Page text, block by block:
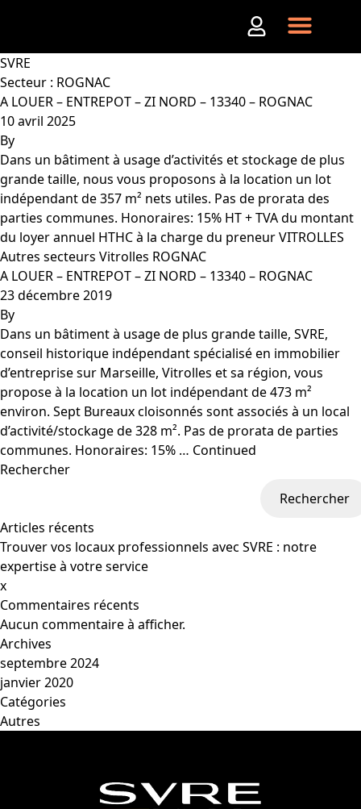
Aller au contenu
SVRE
Secteur : ROGNAC
A LOUER – ENTREPOT – ZI NORD – 13340 – ROGNAC
10 avril 2025
By
Dans un bâtiment à usage d’activités et stockage de plus
grande taille, nous vous proposons à la location un lot
indépendant de 357 m² nets utiles. Pas de prorata des
parties communes. Honoraires: 15% HT + TVA du montant
du loyer annuel HTHC à la charge du preneur VITROLLES
Autres secteurs Vitrolles ROGNAC
A LOUER – ENTREPOT – ZI NORD – 13340 – ROGNAC
23 décembre 2019
By
Dans un bâtiment à usage de plus grande taille, SVRE,
conseil historique indépendant spécialisé en immobilier
d’entreprise sur Marseille, Vitrolles et sa région, vous
propose à la location un lot indépendant de 473 m²
environ. Sept Bureaux cloisonnés sont associés à un local
d’activité/stockage de 328 m². Pas de prorata de parties
communes. Honoraires: 15% … Continued
Rechercher
Rechercher
Articles récents
Trouver vos locaux professionnels avec SVRE : notre
expertise à votre service
x
Commentaires récents
Aucun commentaire à afficher.
Archives
septembre 2024
janvier 2020
Catégories
Autres